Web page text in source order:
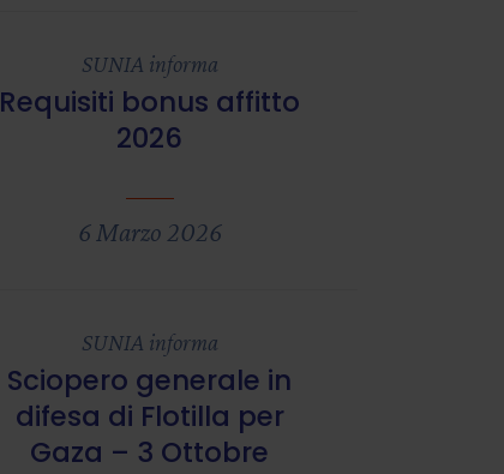
SUNIA informa
Requisiti bonus affitto
2026
6 Marzo 2026
SUNIA informa
Sciopero generale in
difesa di Flotilla per
Gaza – 3 Ottobre